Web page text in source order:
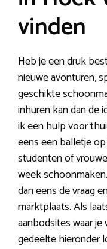
vinden
Heb je een druk
nieuwe avonturen,
geschikte
inhuren kan dan de
ik een hulp voor
eens een balletje
studenten of
week
dan eens de vraag
marktplaats. Als
aanbodsites waar
gedeelte hieronder